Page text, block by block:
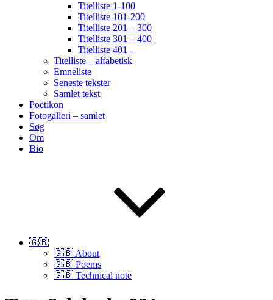
Titelliste 1-100
Titelliste 101-200
Titelliste 201 – 300
Titelliste 301 – 400
Titelliste 401 –
Titelliste – alfabetisk
Emneliste
Seneste tekster
Samlet tekst
Poetikon
Fotogalleri – samlet
Søg
Om
Bio
🇬🇧
🇬🇧 About
🇬🇧 Poems
🇬🇧 Technical note